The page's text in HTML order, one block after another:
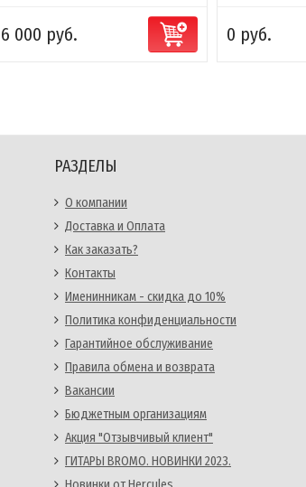
6 000 руб. 0 руб.
РАЗДЕЛЫ
О компании
Доставка и Оплата
Как заказать?
Контакты
Именинникам - скидка до 10%
Политика конфиденциальности
Гарантийное обслуживание
Правила обмена и возврата
Вакансии
Бюджетным организациям
Акция "Отзывчивый клиент"
ГИТАРЫ BROMO. НОВИНКИ 2023.